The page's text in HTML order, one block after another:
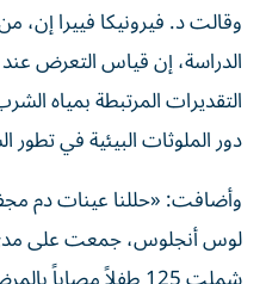
وقالت د. فيرونيكا فييرا إن،
الدراسة، إن قياس التعرض
التقديرات المرتبطة بمياه
دور الملوثات البيئية في
وأضافت: «حللنا عينات دم